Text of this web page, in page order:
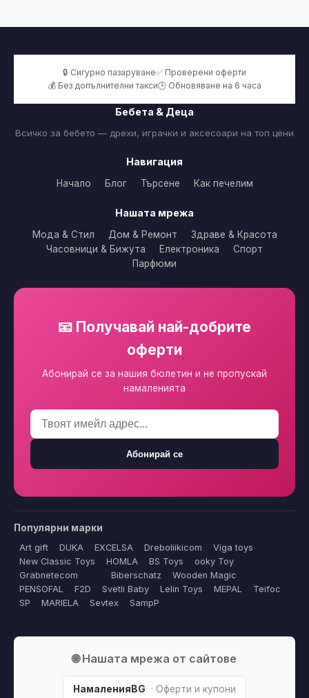
🔒 Сигурно пазаруване✅ Проверени оферти
💰 Без допълнителни такси🕒 Обновяване на 6 часа
Бебета & Деца
Всичко за бебето — дрехи, играчки и аксесоари на топ цени
Навигация
Начало Блог Търсене Как печелим
Нашата мрежа
Мода & Стил Дом & Ремонт
Здраве & Красота
Часовници & Бижута
Електроника
Спорт
Парфюми
📧 Получавай най-добрите
оферти
Абонирай се за нашия бюлетин и не пропускай
намаленията
Абонирай се
Популярни марки
Art gift DUKA EXCELSA Dreboliikicom
Viga toys
New Classic Toys
HOMLA BS Toys
ooky Toy
Grabnetecom
Biberschatz
Wooden Magic
PENSOFAL
F2D Svetli Baby Lelin Toys MEPAL
Teifoc
SP
MARIELA Sevtex SampP
🌐 Нашата мрежа от сайтове
НамаленияBG · Оферти и купони